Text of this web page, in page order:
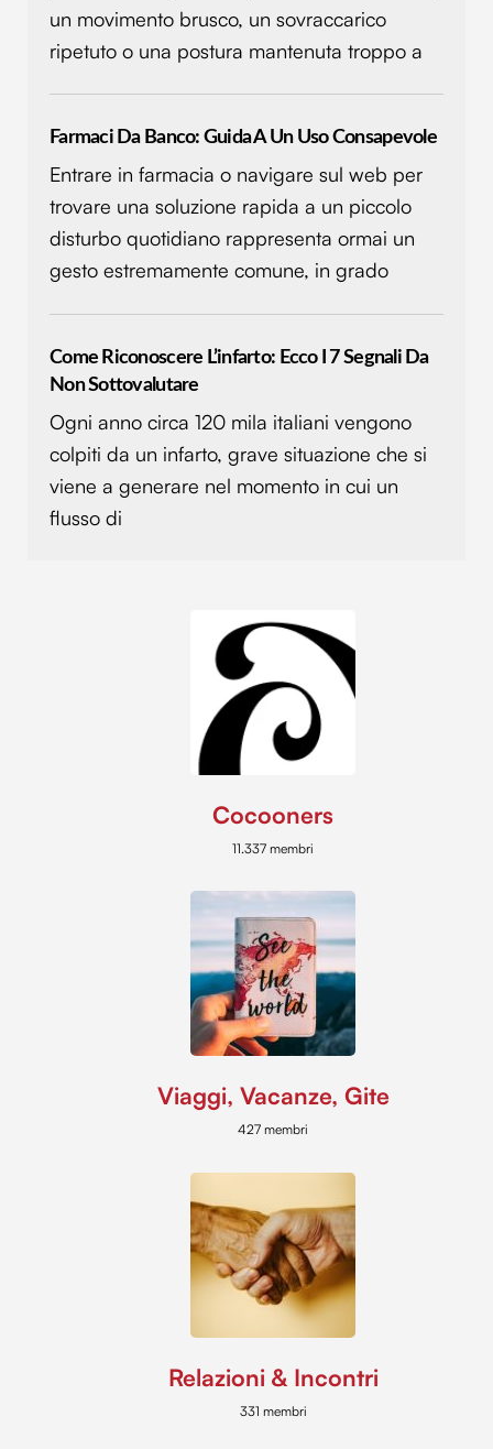
un movimento brusco, un sovraccarico
ripetuto o una postura mantenuta troppo a
Farmaci Da Banco: Guida A Un Uso Consapevole
Entrare in farmacia o navigare sul web per
trovare una soluzione rapida a un piccolo
disturbo quotidiano rappresenta ormai un
gesto estremamente comune, in grado
Come Riconoscere L’infarto: Ecco I 7 Segnali Da
Non Sottovalutare
Ogni anno circa 120 mila italiani vengono
colpiti da un infarto, grave situazione che si
viene a generare nel momento in cui un
flusso di
Cocooners
11.337 membri
Viaggi, Vacanze, Gite
427 membri
Relazioni & Incontri
331 membri